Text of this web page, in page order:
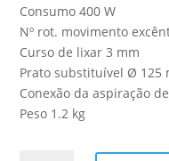
Consumo 400 W
Nº rot. movimento
Curso de lixar 3 mm
Prato substituível Ø 125
Conexão da aspiração
Peso 1.2 kg